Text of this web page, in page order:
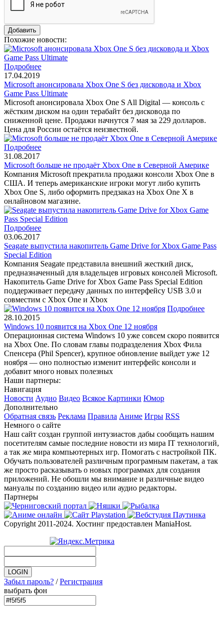
Похожие новости:
Подробнее
17.04.2019
Microsoft анонсировала Xbox One S без дисковода и Xbox
Game Pass Ultimate
Microsoft анонсировала Xbox One S All Digital — консоль с
жёстким диском на один терабайт без дисковода по
сниженной цене. Продажи начнутся 7 мая за 229 долларов.
Цена для России остаётся неизвестной.
Подробнее
31.08.2017
Microsoft больше не продаёт Xbox One в Северной Америке
Компания Microsoft прекратила продажи консоли Xbox One в
США. И теперь американские игроки могут либо купить
Xbox One S, либо оформить предзаказ на Xbox One X в
онлайновом магазине.
Подробнее
03.06.2017
Seagate выпустила накопитель Game Drive for Xbox Game Pass
Special Edition
Компания Seagate представила внешний жесткий диск,
предназначенный для владельцев игровых консолей Microsoft.
Накопитель Game Drive for Xbox Game Pass Special Edition
поддерживает передачу данных по интерфейсу USB 3.0 и
совместим с Xbox One и Xbox
Подробнее
28.10.2015
Windows 10 появится на Xbox One 12 ноября
Операционная система Windows 10 уже совсем скоро появится
на Xbox One. По словам главы подразделения Xbox Фила
Спенсера (Phil Spencer), крупное обновление выйдет уже 12
ноября — оно полностью изменит интерфейс консоли и
добавит много новых полезных
Наши партнеры:
Навигация
Новости Аудио Видео Всякое Картинки Юмор
Дополнительно
Обратная связь Реклама Правила Аниме Игры RSS
Немного о сайте
Наш сайт создан группой интузиастов дабы сообщать нашим
посетителям самые последние новости из мира IT технологий,
а так же мира компьютерных игр. Помогать с настройкой ПК.
Обучать пользователей различным програмным пакетам, а так
же просто расказывать о новых программах для создания
приложений. Не обошли мы внимание и различные видео
мануалы по созданию видео или аудио редакторы.
Партнеры
Copyright 2011-2024. Хостинг предоставлен ManiaHost.
Забыл пароль? /Регистрация
выбрать фон